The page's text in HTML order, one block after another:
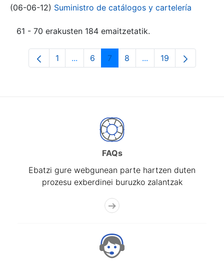
(06-06-12) Suministro de catálogos y cartelería
61 - 70 erakusten 184 emaitzetatik.
Orrialdea
1 ...Intermediate Pages Use TAB to
Orrialdea
6 Orrialdea
7 Orrialdea
8 ...Intermediate Pages
Orrialdea
19
FAQs
Ebatzi gure webgunean parte hartzen duten
prozesu exberdinei buruzko zalantzak